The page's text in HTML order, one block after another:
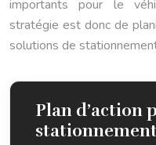
importants pour le
stratégie est donc de
solutions de
Plan d’action